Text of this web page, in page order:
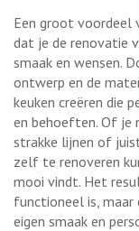
Een groot voordeel
dat je de renovatie
smaak en wensen.
ontwerp en de
keuken creëren die
en behoeften. Of je
strakke lijnen of
zelf te renoveren
mooi vindt. Het
functioneel is, maar
eigen smaak en